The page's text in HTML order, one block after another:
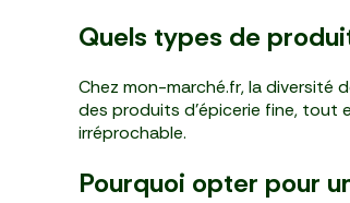
Quels types de
Chez mon-marché.fr, la diversité
des produits d'épicerie fine, tout
irréprochable.
Pourquoi opter pour